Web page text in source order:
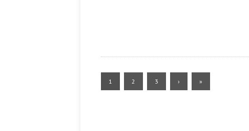
1 2 3 › »